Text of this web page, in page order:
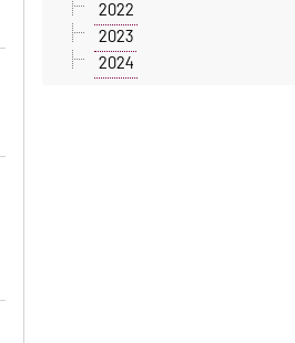
2022
2023
2024